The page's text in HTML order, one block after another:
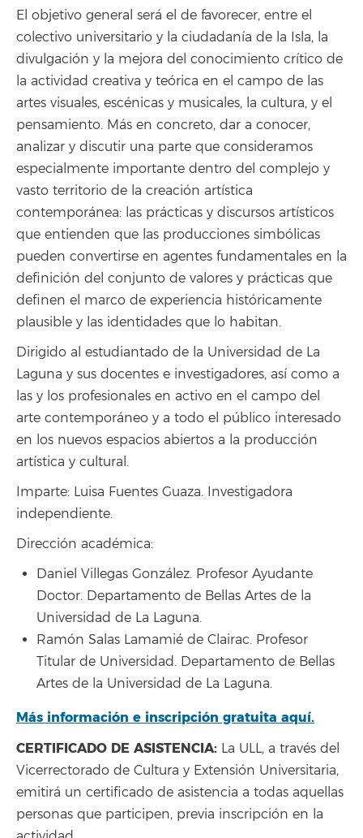
El objetivo general será el de favorecer, entre el
colectivo universitario y la ciudadanía de la Isla, la
divulgación y la mejora del conocimiento crítico de
la actividad creativa y teórica en el campo de las
artes visuales, escénicas y musicales, la cultura, y el
pensamiento. Más en concreto, dar a conocer,
analizar y discutir una parte que consideramos
especialmente importante dentro del complejo y
vasto territorio de la creación artística
contemporánea: las prácticas y discursos artísticos
que entienden que las producciones simbólicas
pueden convertirse en agentes fundamentales en la
definición del conjunto de valores y prácticas que
definen el marco de experiencia históricamente
plausible y las identidades que lo habitan.
Dirigido al estudiantado de la Universidad de La
Laguna y sus docentes e investigadores, así como a
las y los profesionales en activo en el campo del
arte contemporáneo y a todo el público interesado
en los nuevos espacios abiertos a la producción
artística y cultural.
Imparte: Luisa Fuentes Guaza. Investigadora
independiente.
Dirección académica:
Daniel Villegas González. Profesor Ayudante
Doctor. Departamento de Bellas Artes de la
Universidad de La Laguna.
Ramón Salas Lamamié de Clairac. Profesor
Titular de Universidad. Departamento de Bellas
Artes de la Universidad de La Laguna.
Más información e inscripción gratuita aquí.
CERTIFICADO DE ASISTENCIA: La ULL, a través del
Vicerrectorado de Cultura y Extensión Universitaria,
emitirá un certificado de asistencia a todas aquellas
personas que participen, previa inscripción en la